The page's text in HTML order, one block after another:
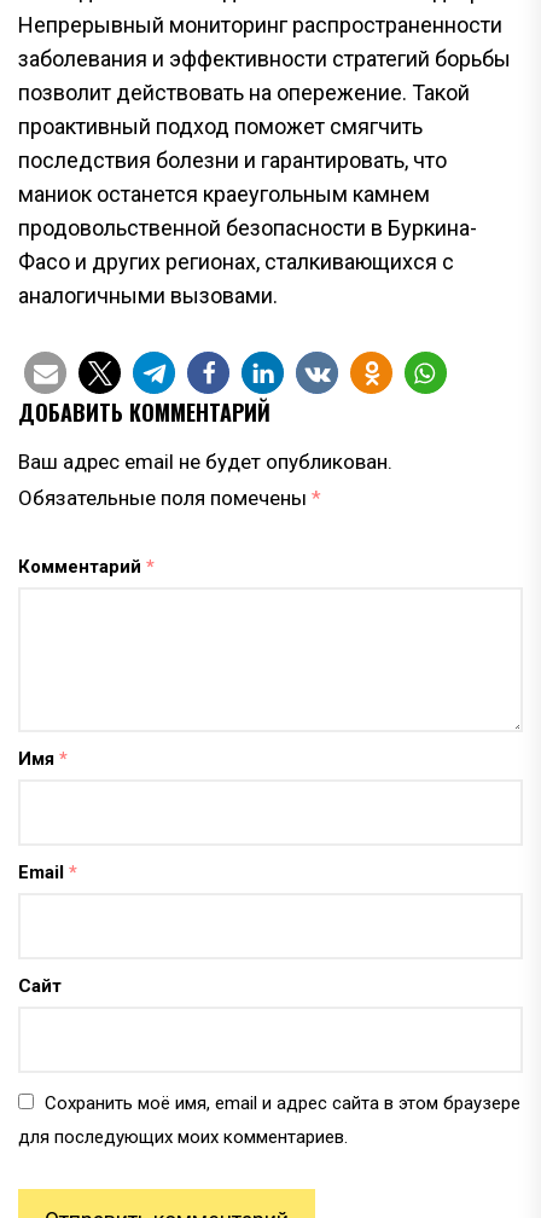
Непрерывный мониторинг распространенности
заболевания и эффективности стратегий борьбы
позволит действовать на опережение. Такой
проактивный подход поможет смягчить
последствия болезни и гарантировать, что
маниок останется краеугольным камнем
продовольственной безопасности в Буркина-
Фасо и других регионах, сталкивающихся с
аналогичными вызовами.
ДОБАВИТЬ КОММЕНТАРИЙ
Ваш адрес email не будет опубликован.
Обязательные поля помечены *
Комментарий *
Имя *
Email *
Сайт
Сохранить моё имя, email и адрес сайта в этом браузере
для последующих моих комментариев.